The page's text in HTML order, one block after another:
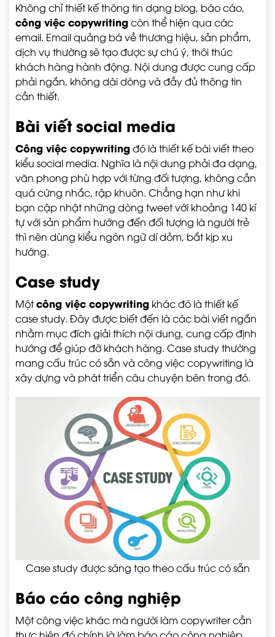
Không chỉ thiết kế thông tin dạng blog, báo cáo,
công việc copywritingcòn thể hiện qua các
email. Email quảng bá về thương hiệu, sản phẩm,
dịch vụ thường sẽ tạo được sự chú ý, thôi thúc
khách hàng hành động. Nội dung được cung cấp
phải ngắn, không dài dòng và đầy đủ thông tin
cần thiết.
Bài viết social media
Công việc copywritingđó là thiết kế bài viết theo
kiểu social media. Nghĩa là nội dung phải đa dạng,
văn phong phù hợp với từng đối tượng, không cần
quá cứng nhắc, rập khuôn. Chẳng hạn như khi
bạn cập nhật những dòng tweet với khoảng 140 kí
tự với sản phẩm hướng đến đối tượng là người trẻ
thì nên dùng kiểu ngôn ngữ dí dỏm, bắt kịp xu
hướng.
Case study
Mộtcông việc copywriting khác đó là thiết kế
case study. Đây được biết đến là các bài viết ngắn
nhằm mục đích giải thích nội dung, cung cấp định
hướng để giúp đỡ khách hàng. Case study thường
mang cấu trúc có sẵn và công việc copywriting là
xây dựng và phát triển câu chuyện bên trong đó.
Case study được sáng tạo theo cấu trúc có sẵn
Báo cáo công nghiệp
Một công việc khác mà người làm copywriter cần
thực hiện đó chính là làm báo cáo công nghiệp.